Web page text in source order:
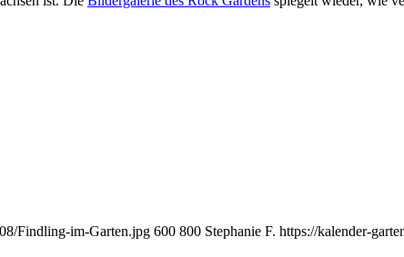
Findling-im-Garten.jpg 600 800 Stephanie F. https://kalender-